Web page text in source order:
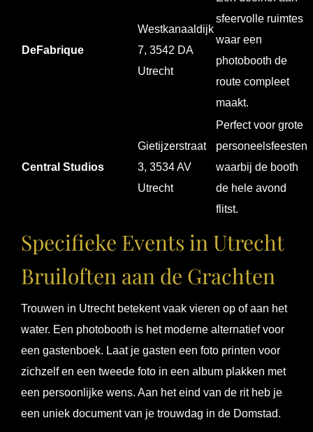
DeFabrique
Westkanaaldijk
7, 3542 DA
Utrecht
sfeervolle ruimtes
waar een
photobooth de
route compleet
maakt.
Central Studios
Gietijzerstraat
3, 3534 AV
Utrecht
Perfect voor grote
personeelsfeesten
waarbij de booth
de hele avond
flitst.
Specifieke Events in Utrecht
Bruiloften aan de Grachten
Trouwen in Utrecht betekent vaak vieren op of aan het
water. Een photobooth is het moderne alternatief voor
een gastenboek. Laat je gasten een foto printen voor
zichzelf en een tweede foto in een album plakken met
een persoonlijke wens. Aan het eind van de rit heb je
een uniek document van je trouwdag in de Domstad.